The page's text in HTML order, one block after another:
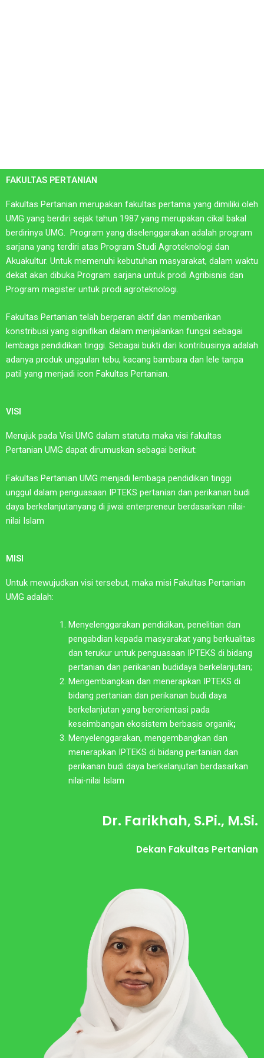
FAKULTAS PERTANIAN​
Fakultas Pertanian merupakan fakultas pertama yang dimiliki oleh
UMG yang berdiri sejak tahun 1987 yang merupakan cikal bakal
berdirinya UMG. Program yang diselenggarakan adalah program
sarjana yang terdiri atas Program Studi Agroteknologi dan
Akuakultur. Untuk memenuhi kebutuhan masyarakat, dalam waktu
dekat akan dibuka Program sarjana untuk prodi Agribisnis dan
Program magister untuk prodi agroteknologi.
Fakultas Pertanian telah berperan aktif dan memberikan
konstribusi yang signifikan dalam menjalankan fungsi sebagai
lembaga pendidikan tinggi. Sebagai bukti dari kontribusinya adalah
adanya produk unggulan tebu, kacang bambara dan lele tanpa
patil yang menjadi icon Fakultas Pertanian.
VISI​
Merujuk pada Visi UMG dalam statuta maka visi fakultas
Pertanian UMG dapat dirumuskan sebagai berikut:
Fakultas Pertanian UMG menjadi lembaga pendidikan tinggi
unggul dalam penguasaan IPTEKS pertanian dan perikanan budi
daya berkelanjutanyang di jiwai enterpreneur berdasarkan nilai-
nilai Islam
MISI
Untuk mewujudkan visi tersebut, maka misi Fakultas Pertanian
UMG adalah:
Menyelenggarakan pendidikan, penelitian dan
pengabdian kepada masyarakat yang berkualitas
dan terukur untuk penguasaan IPTEKS di bidang
pertanian dan perikanan budidaya berkelanjutan;
Mengembangkan dan menerapkan IPTEKS di
bidang pertanian dan perikanan budi daya
berkelanjutan yang berorientasi pada
keseimbangan ekosistem berbasis organik;
Menyelenggarakan, mengembangkan dan
menerapkan IPTEKS di bidang pertanian dan
perikanan budi daya berkelanjutan berdasarkan
nilai-nilai Islam
Dr. Farikhah, S.Pi., M.Si.
Dekan Fakultas Pertanian